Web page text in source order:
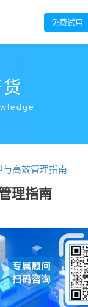
免费试用
高效管理指南
理指南